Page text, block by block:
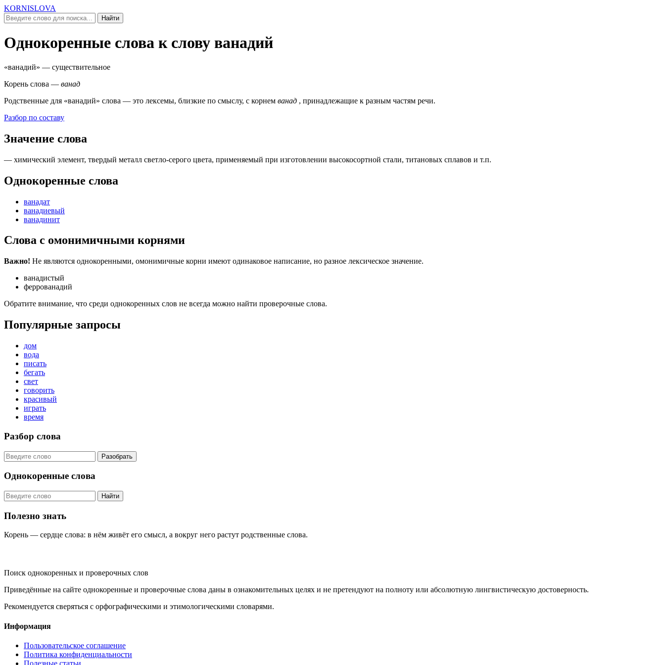
KORNISLOVA
Найти
Однокоренные слова к слову ванадий
«ванадий» — существительное
Корень слова — ванад
Родственные для «ванадий» слова — это лексемы, близкие по смыслу, c корнем ванад , принадлежащие к разным частям речи.
Разбор по составу
Значение слова
— химический элемент, твердый металл светло-серого цвета, применяемый при изготовлении высокосортной стали, титановых сплавов и т.п.
Однокоренные слова
ванадат
ванадиевый
ванадинит
Слова с омонимичными корнями
Важно! Не являются однокоренными, омонимичные корни имеют одинаковое написание, но разное лексическое значение.
ванадистый
феррованадий
Обратите внимание, что среди однокоренных слов не всегда можно найти проверочные слова.
Популярные запросы
дом
вода
писать
бегать
свет
говорить
красивый
играть
время
Разбор слова
Разобрать
Однокоренные слова
Найти
Полезно знать
Корень — сердце слова: в нём живёт его смысл, а вокруг него растут родственные слова.
Поиск однокоренных и проверочных слов
Приведённые на сайте однокоренные и проверочные слова даны в ознакомительных целях и не претендуют на полноту или абсолютную лингвистическую достоверность.
Рекомендуется сверяться с орфографическими и этимологическими словарями.
Информация
Пользовательское соглашение
Политика конфиденциальности
Полезные статьи